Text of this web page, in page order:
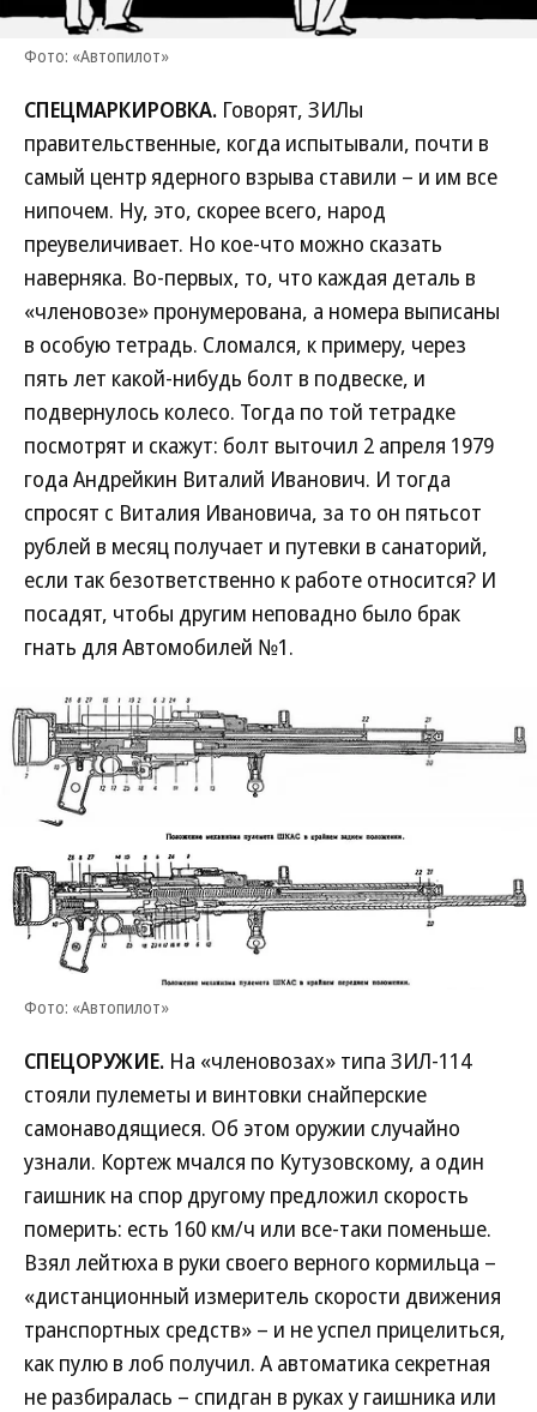
Фото: «Автопилот»
СПЕЦМАРКИРОВКА. Говорят, ЗИЛы
правительственные, когда испытывали, почти в
самый центр ядерного взрыва ставили – и им все
нипочем. Ну, это, скорее всего, народ
преувеличивает. Но кое-что можно сказать
наверняка. Во-первых, то, что каждая деталь в
«членовозе» пронумерована, а номера выписаны
в особую тетрадь. Сломался, к примеру, через
пять лет какой-нибудь болт в подвеске, и
подвернулось колесо. Тогда по той тетрадке
посмотрят и скажут: болт выточил 2 апреля 1979
года Андрейкин Виталий Иванович. И тогда
спросят с Виталия Ивановича, за то он пятьсот
рублей в месяц получает и путевки в санаторий,
если так безответственно к работе относится? И
посадят, чтобы другим неповадно было брак
гнать для Автомобилей №1.
Фото: «Автопилот»
СПЕЦОРУЖИЕ. На «членовозах» типа ЗИЛ-114
стояли пулеметы и винтовки снайперские
самонаводящиеся. Об этом оружии случайно
узнали. Кортеж мчался по Кутузовскому, а один
гаишник на спор другому предложил скорость
померить: есть 160 км/ч или все-таки поменьше.
Взял лейтюха в руки своего верного кормильца –
«дистанционный измеритель скорости движения
транспортных средств» – и не успел прицелиться,
как пулю в лоб получил. А автоматика секретная
не разбиралась – спидган в руках у гаишника или